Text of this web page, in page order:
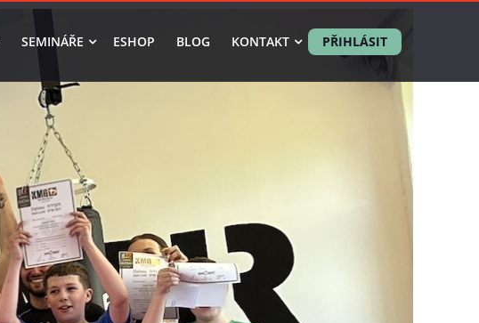
SEMINÁŘE ESHOP BLOG KONTAKT PŘIHLÁSIT